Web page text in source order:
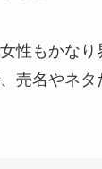
性もかな
売名やネタ